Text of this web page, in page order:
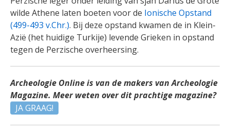
wilde Athene laten boeten voor de Ionische Opstand
(499-493 v.Chr.). Bij deze opstand kwamen de in Klein-
Azië (het huidige Turkije) levende Grieken in opstand
tegen de Perzische overheersing.
Archeologie Online is van de makers van Archeologie
Magazine. Meer weten over dit prachtige magazine?
JA GRAAG!